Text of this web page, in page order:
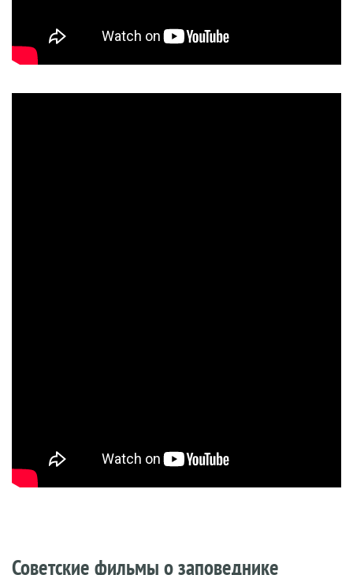
Советские фильмы о заповеднике